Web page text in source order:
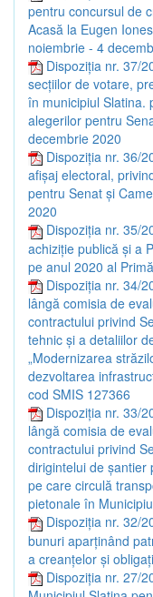
pentru concursul de
Acasă la Eugen
noiembrie - 4
Dispoziția nr. 37/
secțiilor de votare,
în municipiul Slatina.
alegerilor pentru
decembrie 2020
Dispoziția nr. 36/
afișaj electoral,
pentru Senat și
2020
Dispoziția nr. 35/
achiziție publică și a
pe anul 2020 al
Dispoziția nr. 34/
lângă comisia de
contractului privind
tehnic și a detaliilor
„Modernizarea
dezvoltarea
cod SMIS 127366
Dispoziția nr. 33/
lângă comisia de
contractului privind
dirigintelui de șantier
pe care circulă
pietonale în
Dispoziția nr. 32/
bunuri aparținând
a creanțelor și
Dispoziția nr. 27/